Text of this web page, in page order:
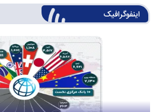
اینفوگرافیک